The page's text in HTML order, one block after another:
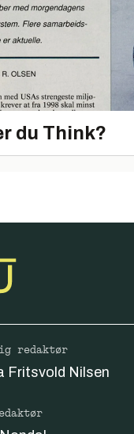
du Think?
redaktør
Fritsvold Nilsen